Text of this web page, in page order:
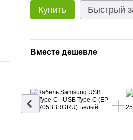
Купить Быстрый
Вместе дешевле